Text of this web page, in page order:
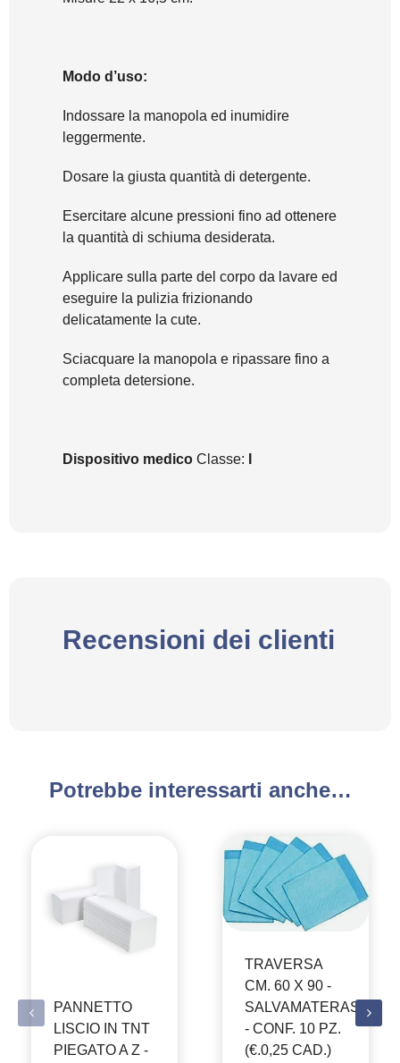
Modo d’uso:
Indossare la manopola ed inumidire
leggermente.
Dosare la giusta quantità di detergente.
Esercitare alcune pressioni fino ad ottenere
la quantità di schiuma desiderata.
Applicare sulla parte del corpo da lavare ed
eseguire la pulizia frizionando
delicatamente la cute.
Sciacquare la manopola e ripassare fino a
completa detersione.
Dispositivo medico Classe:
Recensioni dei clienti
Potrebbe interessarti anche…
PANNETTO
LISCIO IN TNT
PIEGATO A Z -
TRAVERSA
CM. 60 X 90 -
SALVAMATERASSO
- CONF. 10 PZ.
(€.0,25 CAD.)